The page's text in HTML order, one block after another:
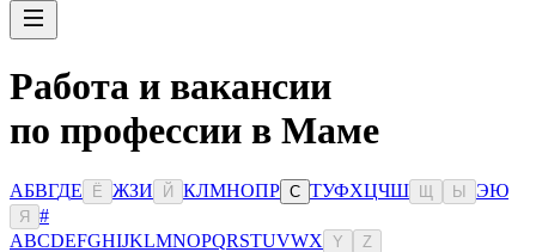
Работа и вакансии
по профессии в Маме
АБВГДЕ Ё ЖЗИ Й КЛМНОПР С ТУФХЦЧШ Ы ЭЮ
Я
#
ABCDEFGHIJKLMNOPQRSTUVWX Y Z